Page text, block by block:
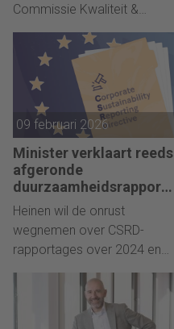
Commissie Kwaliteit &
Publiek Belang.
09 februari 2026
Minister verklaart reeds
afgeronde
duurzaamheidsrapport
ages geldig
Heinen wil de onrust
wegnemen over CSRD-
rapportages over 2024 en